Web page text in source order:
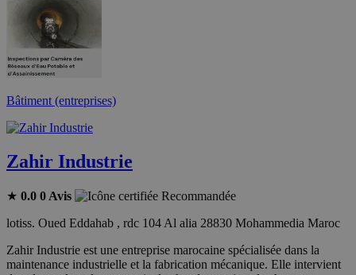
Bâtiment (entreprises)
Zahir Industrie
★ 0.0 0 Avis
Recommandée
lotiss. Oued Eddahab , rdc 104 Al alia 28830 Mohammedia Maroc
Zahir Industrie est une entreprise marocaine spécialisée dans la
maintenance industrielle et la fabrication mécanique. Elle intervient